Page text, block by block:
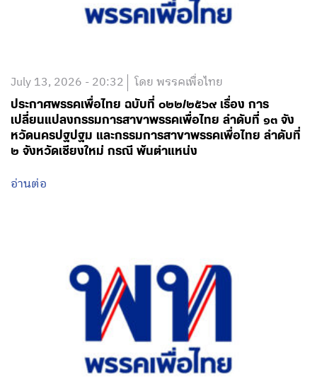
July 13, 2026 - 20:32 โดย พรรคเพื่อไทย
ประกาศพรรคเพื่อไทย ฉบับที่ ๐๒๒/๒๕๖๙ เรื่อง การ
เปลี่ยนแปลงกรรมการสาขาพรรคเพื่อไทย ลำดับที่ ๑๓ จัง
หวัดนครปฐปฐม และกรรมการสาขาพรรคเพื่อไทย ลำดับที่
๒ จังหวัดเชียงใหม่ กรณี พ้นตำแหน่ง
อ่านต่อ